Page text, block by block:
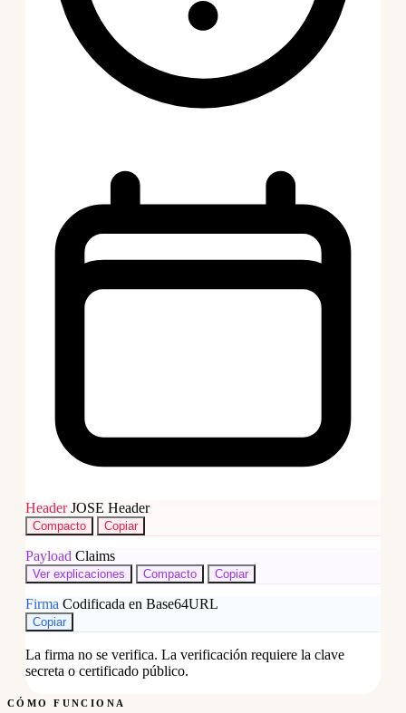
Header JOSE Header
Compacto Copiar
Payload Claims
Ver explicaciones Compacto Copiar
Firma Codificada en Base64URL
Copiar
La firma no se verifica. La verificación requiere la clave
secreta o certificado público.
CÓMO FUNCIONA